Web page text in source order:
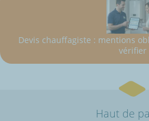
Devis chauffagiste : mentions
vérifier
Haut de